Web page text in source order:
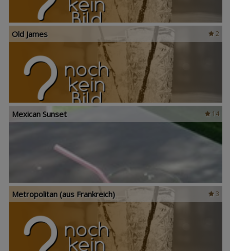
2
Old James
14
Mexican Sunset
3
Metropolitan (aus Frankreich)